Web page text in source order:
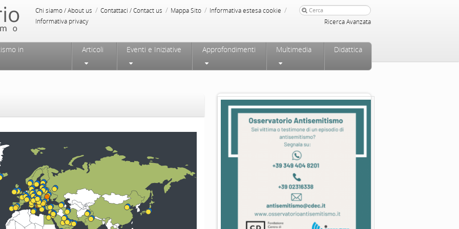
Chi siamo / About us / Contattaci / Contact us / Mappa Sito / Informativa estesa cookie /
Informativa privacy Ricerca Avanzata
in
Articoli Eventi e Iniziative Approfondimenti Multimedia Didattica